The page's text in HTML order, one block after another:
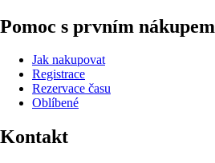
Pomoc s prvním nákupem
Jak nakupovat
Registrace
Rezervace času
Oblíbené
Kontakt